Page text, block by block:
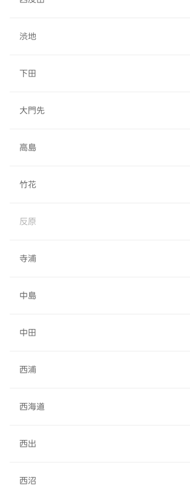
渋地
下田
大門先
高島
竹花
反原
寺浦
中島
中田
西浦
西海道
西出
西沼